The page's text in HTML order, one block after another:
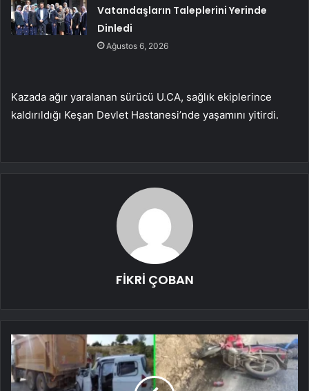
Vatandaşların Taleplerini Yerinde
Dinledi
Ağustos 6, 2026
Kazada ağır yaralanan sürücü U.CA, sağlık ekiplerince
kaldırıldığı Keşan Devlet Hastanesi’nde yaşamını yitirdi.
FİKRİ ÇOBAN